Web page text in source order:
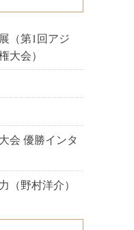
（第1回アジ
大会）
会 優勝インタ
（野村洋介）